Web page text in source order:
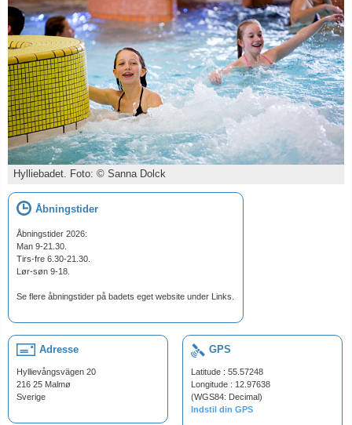
Hylliebadet. Foto: © Sanna Dolck
Åbningstider
Åbningstider 2026:
Man 9-21.30.
Tirs-fre 6.30-21.30.
Lør-søn 9-18.
Se flere åbningstider på badets eget website under Links.
Adresse
Hyllievångsvägen 20
216 25 Malmø
Sverige
GPS
Latitude : 55.57248
Longitude : 12.97638
(WGS84: Decimal)
Indstil din GPS